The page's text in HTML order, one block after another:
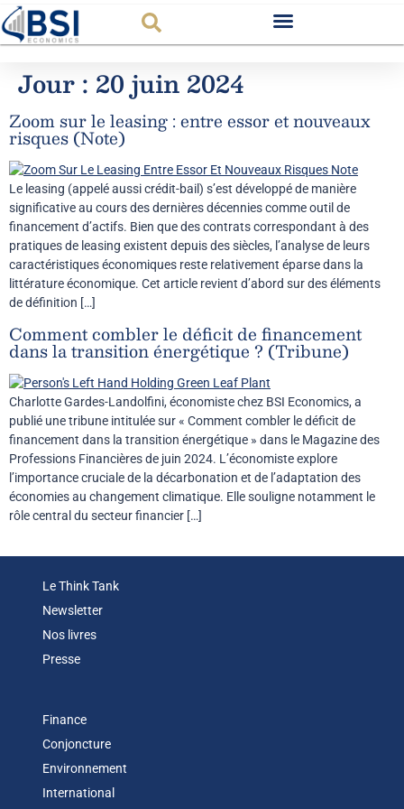
Jour : 20 juin 2024
Zoom sur le leasing : entre essor et nouveaux
risques (Note)
Le leasing (appelé aussi crédit-bail) s’est développé de manière
significative au cours des dernières décennies comme outil de
financement d’actifs. Bien que des contrats correspondant à des
pratiques de leasing existent depuis des siècles, l’analyse de leurs
caractéristiques économiques reste relativement éparse dans la
littérature économique. Cet article revient d’abord sur des éléments
de définition […]
Comment combler le déficit de financement
dans la transition énergétique ? (Tribune)
Charlotte Gardes-Landolfini, économiste chez BSI Economics, a
publié une tribune intitulée sur « Comment combler le déficit de
financement dans la transition énergétique » dans le Magazine des
Professions Financières de juin 2024. L’économiste explore
l’importance cruciale de la décarbonation et de l’adaptation des
économies au changement climatique. Elle souligne notamment le
rôle central du secteur financier […]
Le Think Tank
Newsletter
Nos livres
Presse
Finance
Conjoncture
Environnement
International